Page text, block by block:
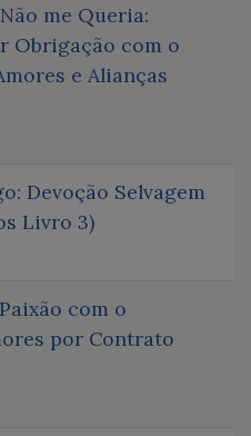
me Queria:
Obrigação com o
e Alianças
Devoção Selvagem
Livro 3)
com o
por Contrato